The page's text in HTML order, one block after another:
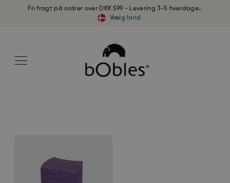
Fri fragt på ordrer over DKK 599 - Levering 3-5 hverdage..
Vælg land